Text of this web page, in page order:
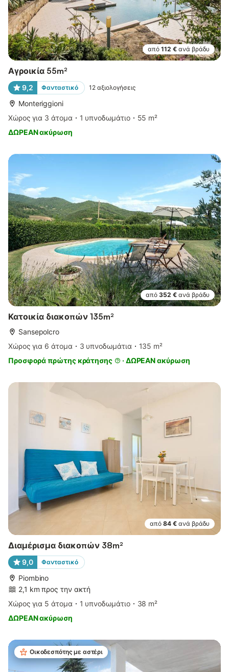
από 112 € ανά βράδυ
Αγροικία 55m²
9,2 Φανταστικό 12 αξιολογήσεις
Monteriggioni
Χώρος για 3 άτομα
1 υπνοδωμάτιο
55 m²
ΔΩΡΕΑΝ ακύρωση
από 352 € ανά βράδυ
Κατοικία διακοπών 135m²
Sansepolcro
Χώρος για 6 άτομα
3 υπνοδωμάτια
135 m²
Προσφορά πρώτης κράτησης
·ΔΩΡΕΑΝ ακύρωση
από 84 € ανά βράδυ
Διαμέρισμα διακοπών 38m²
9,0 Φανταστικό
Piombino
2,1 km προς την ακτή
Χώρος για 5 άτομα
1 υπνοδωμάτιο
38 m²
ΔΩΡΕΑΝ ακύρωση
Οικοδεσπότης με αστέρι